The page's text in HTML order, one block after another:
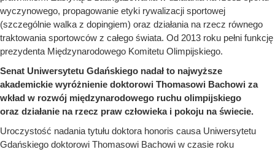
wyczynowego, propagowanie etyki rywalizacji sportowej
(szczególnie walka z dopingiem) oraz działania na rzecz równego
traktowania sportowców z całego świata. Od 2013 roku pełni funkcję
prezydenta Międzynarodowego Komitetu Olimpijskiego.
Senat Uniwersytetu Gdańskiego nadał to najwyższe
akademickie wyróżnienie doktorowi Thomasowi Bachowi za
wkład w rozwój międzynarodowego ruchu olimpijskiego
oraz działanie na rzecz praw człowieka i pokoju na świecie.
Uroczystość nadania tytułu doktora honoris causa Uniwersytetu
Gdańskiego doktorowi Thomasowi Bachowi w czasie roku